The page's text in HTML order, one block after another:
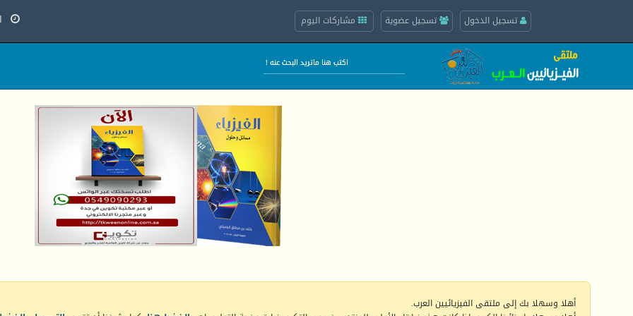
تسجيل الدخول تسجيل عضوية مشاركات اليوم
أهلا وسهلا بك إلى ملتقى الفيزيائيين العرب.